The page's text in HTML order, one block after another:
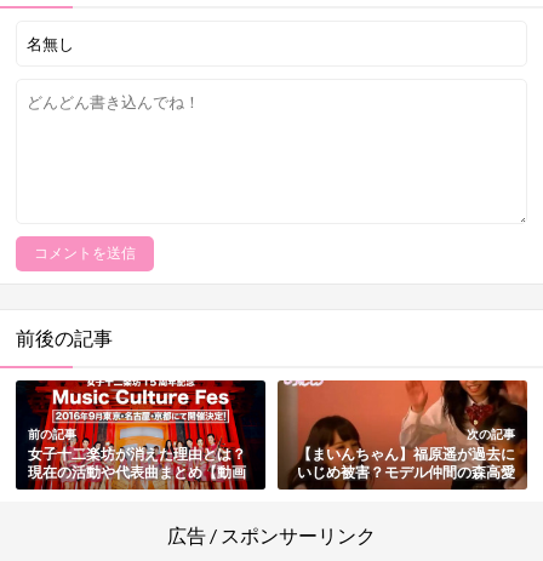
前後の記事
前の記事
女子十二楽坊が消えた理由とは？
現在の活動や代表曲まとめ【動画
あり】
次の記事
【まいんちゃん】福原遥が過去に
いじめ被害？モデル仲間の森高愛
と関根莉子にハブられていた？
広告 / スポンサーリンク